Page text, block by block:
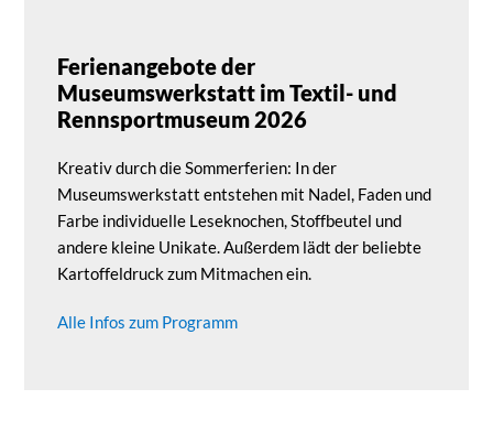
Ferienangebote der
Museumswerkstatt im Textil- und
Rennsportmuseum 2026
Kreativ durch die Sommerferien: In der
Museumswerkstatt entstehen mit Nadel, Faden und
Farbe individuelle Leseknochen, Stoffbeutel und
andere kleine Unikate. Außerdem lädt der beliebte
Kartoffeldruck zum Mitmachen ein.
Alle Infos zum Programm